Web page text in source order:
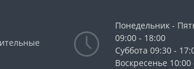
Понедельник -
09:00 - 18:00
Cуббота 09:30 -
Воскресенье 10:00